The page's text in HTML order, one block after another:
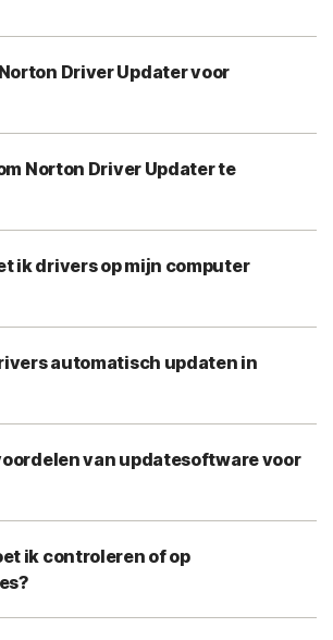
Driver Updater voor
Norton Driver Updater te
ik drivers op mijn computer
automatisch updaten in
van updatesoftware voor
ik controleren of op